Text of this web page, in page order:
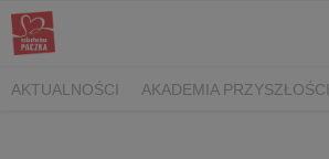
AKTUALNOŚCI AKADEMIA PRZYSZŁOŚCI